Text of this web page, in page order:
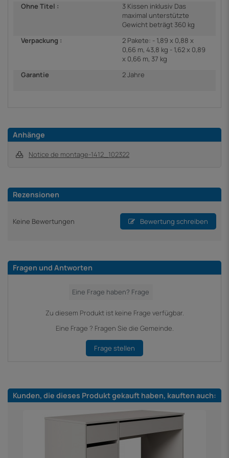
Ohne Titel :
3 Kissen inklusiv Das
maximal unterstützte
Gewicht beträgt 360 kg
Verpackung :
2 Pakete: - 1,89 x 0,88 x
0,66 m, 43,8 kg - 1,62 x 0,89
x 0,66 m, 37 kg
Garantie
2 Jahre
Anhänge
Notice de montage-1412_102322
Rezensionen
Keine Bewertungen Bewertung schreiben
Fragen und Antworten
Zu diesem Produkt ist keine Frage verfügbar.
Eine Frage ? Fragen Sie die Gemeinde.
Frage stellen
Kunden, die dieses Produkt gekauft haben, kauften auch: